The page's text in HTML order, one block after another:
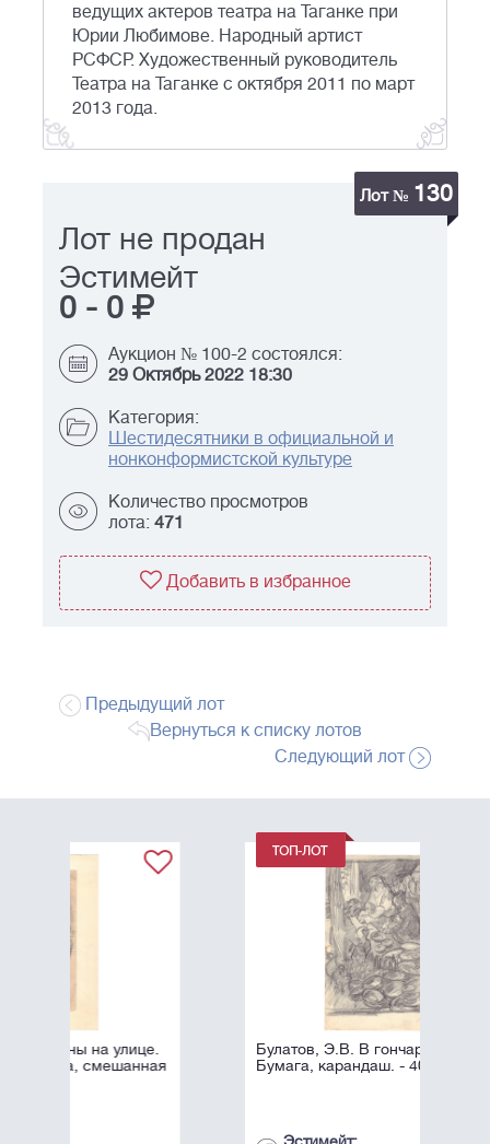
ведущих актеров театра на Таганке при
Юрии Любимове. Народный артист
РСФСР. Художественный руководитель
Театра на Таганке с октября 2011 по март
2013 года.
Лот № 130
Лот не продан
Эстимейт
0 - 0
Аукцион № 100-2 состоялся:
29 Октябрь 2022 18:30
Категория:
Шестидесятники в официальной и
нонконформистской культуре
Количество просмотров
лота: 471
Добавить в избранное
Предыдущий лот
Вернуться к списку лотов
Следующий лот
Булатов, Э.В. В гончарной. 1957.
Бумага, карандаш. - 40х29 см.